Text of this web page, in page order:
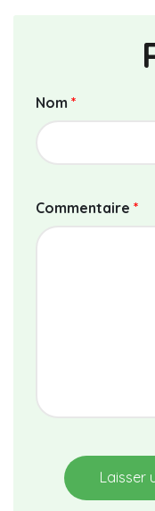
Nom *
Commentaire *
Laisser